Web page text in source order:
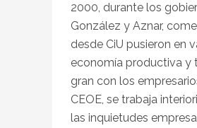
2000, durante los
González y Aznar,
desde CiU pusieron en
economía productiva y
gran con los
CEOE, se trabaja
las inquietudes